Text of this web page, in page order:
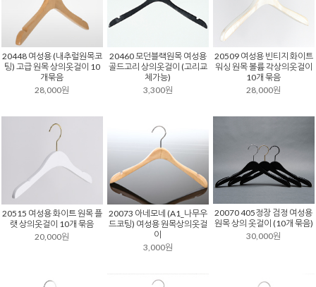
20448 여성용 (내추럴원목코
팅) 고급 원목 상의옷걸이 10
개묶음
28,000원
20460 모던블랙원목 여성용
골드고리 상의옷걸이 (고리교
체가능)
3,300원
20509 여성용 빈티지 화이트
워싱 원목 볼륨 각상의옷걸이
10개 묶음
28,000원
20515 여성용 화이트 원목 플
랫 상의옷걸이 10개 묶음
20,000원
20073 아네모네 (A1_나무우
드코팅) 여성용 원목상의옷걸
이
3,000원
20070 405정장 검정 여성용
원목 상의 옷걸이 (10개 묶음)
30,000원